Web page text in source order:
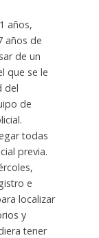
años,
años de
de un
que se le
del
de
todas
previa.
e
localizar
y
tener